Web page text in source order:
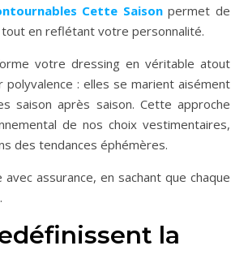
Cette Saisonpermet de
tout en reflétant votre personnalité.
votre dressing en véritable atout
: elles se marient aisément
saison après saison. Cette approche
de nos choix vestimentaires,
des tendances éphémères.
assurance, en sachant que chaque
la